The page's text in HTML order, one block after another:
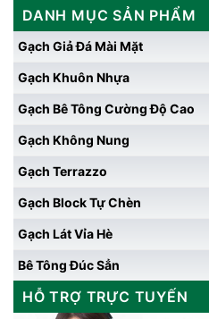
DANH MỤC SẢN PHẨM
Gạch Giả Đá Mài Mặt
Gạch Khuôn Nhựa
Gạch Bê Tông Cường Độ Cao
Gạch Không Nung
Gạch Terrazzo
Gạch Block Tự Chèn
Gạch Lát Vỉa Hè
Bê Tông Đúc Sẳn
HỖ TRỢ TRỰC TUYẾN